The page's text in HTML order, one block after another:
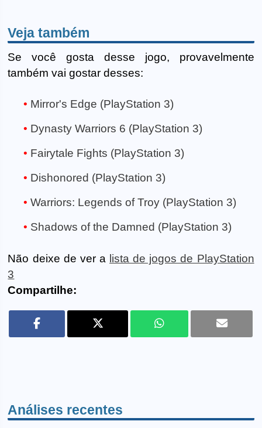
Veja também
Se você gosta desse jogo, provavelmente
também vai gostar desses:
Mirror's Edge (PlayStation 3)
Dynasty Warriors 6 (PlayStation 3)
Fairytale Fights (PlayStation 3)
Dishonored (PlayStation 3)
Warriors: Legends of Troy (PlayStation 3)
Shadows of the Damned (PlayStation 3)
Não deixe de ver a lista de jogos de PlayStation
3
Compartilhe:
Análises recentes